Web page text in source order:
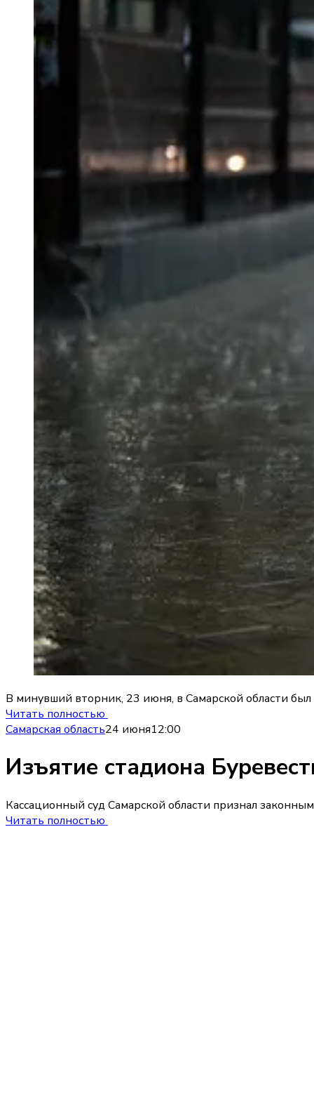
В минувший вторник, 23 июня, в Самарской области
Читать полностью
Самарская область24 июня12:00
Изъятие стадиона
Кассационный суд Самарской области признал
Читать полностью